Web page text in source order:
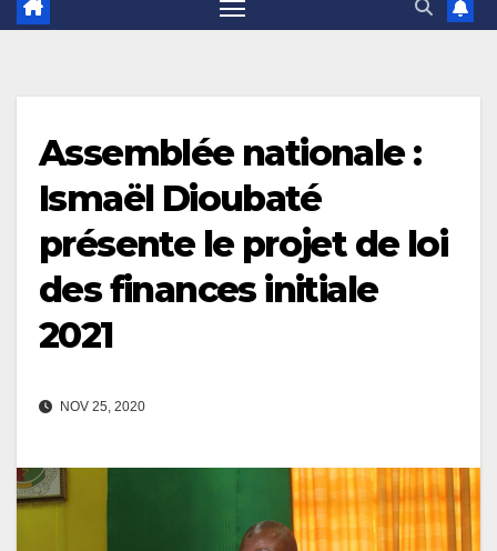
Assemblée nationale :
Ismaël Dioubaté
présente le projet de loi
des finances initiale
2021
NOV 25, 2020